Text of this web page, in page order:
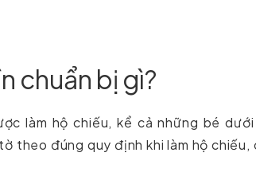
chuẩn bị gì?
làm hộ chiếu, kể cả những bé
theo đúng quy định khi làm hộ chiếu,